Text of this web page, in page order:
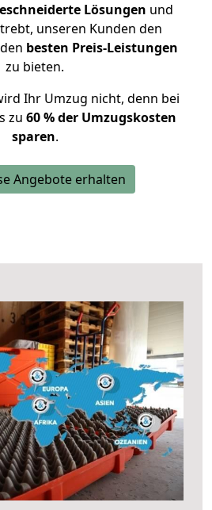
Lösungen und
unseren Kunden den
besten Preis-Leistungen
zu bieten.
Ihr Umzug nicht, denn bei
zu 60 % der Umzugskosten
sparen.
Angebote erhalten